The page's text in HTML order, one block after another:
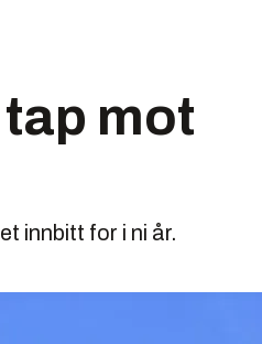
mot
innbitt for i ni år.